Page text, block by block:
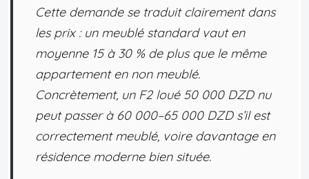
Cette demande se traduit clairement dans
les prix : un meublé standard vaut en
moyenne 15 à 30 % de plus que le même
appartement en non meublé.
Concrètement, un F2 loué 50 000 DZD nu
peut passer à 60 000–65 000 DZD s’il est
correctement meublé, voire davantage en
résidence moderne bien située.